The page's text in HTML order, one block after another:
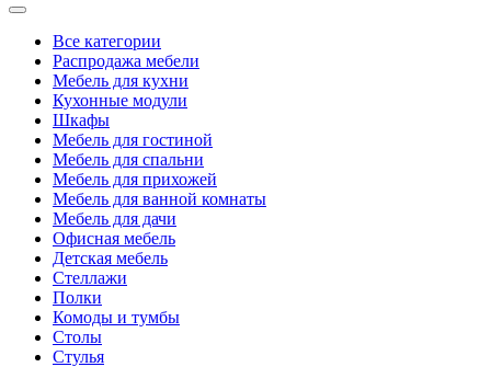
Все категории
Распродажа мебели
Мебель для кухни
Кухонные модули
Шкафы
Мебель для гостиной
Мебель для спальни
Мебель для прихожей
Мебель для ванной комнаты
Мебель для дачи
Офисная мебель
Детская мебель
Стеллажи
Полки
Комоды и тумбы
Столы
Стулья